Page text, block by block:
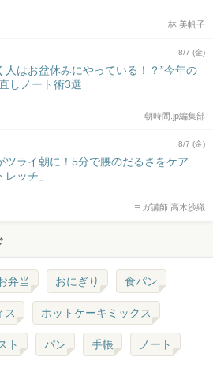
林 美帆子
8/7 (金)
人はお盆休みにやっている！？”今年の
しノート術3選
朝時間.jp編集部
8/7 (金)
ツライ朝に！5分で腰のだるさをケア
レッチ」
ヨガ講師 高木沙織
弁当 おにぎり 食パン
ス ホットケーキミックス
ト パン 手帳 ノート